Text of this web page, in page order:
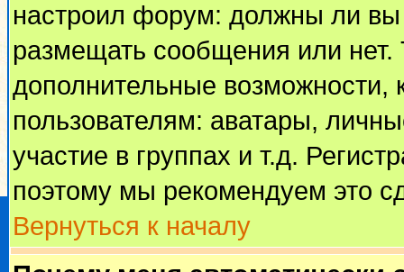
настроил форум: должны ли вы
размещать сообщения или
дополнительные
пользователям: аватары,
участие в группах и т.д.
поэтому мы рекомендуем это
Вернуться к началу